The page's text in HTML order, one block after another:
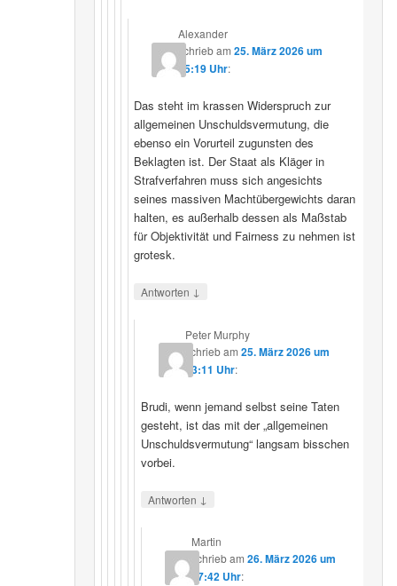
Alexander
schriebam25. März 2026 um
15:19 Uhr:
Das steht im krassen Widerspruch zur
allgemeinen Unschuldsvermutung, die
ebenso ein Vorurteil zugunsten des
Beklagten ist. Der Staat als Kläger in
Strafverfahren muss sich angesichts
seines massiven Machtübergewichts daran
halten, es außerhalb dessen als Maßstab
für Objektivität und Fairness zu nehmen ist
grotesk.
Antworten ↓
Peter Murphy
schriebam 25. März 2026 um
23:11 Uhr:
Brudi, wenn jemand selbst seine Taten
gesteht, ist das mit der „allgemeinen
Unschuldsvermutung“ langsam bisschen
vorbei.
Antworten ↓
Martin
schriebam26. März 2026 um
07:42 Uhr: